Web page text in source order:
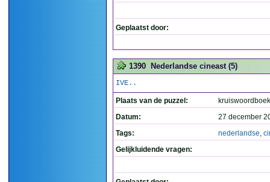
Geplaatst door:
1390 Nederlandse cineast (5)
IVE..
Plaats van de puzzel:
kruiswoordboek
Datum:
27 december
Tags:
nederlandse,
Gelijkluidende vragen: